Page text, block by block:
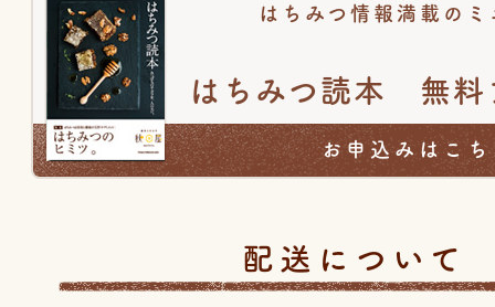
はちみつ情報満載のミ
はちみつ読本 無料
お申込みはこ
配送について